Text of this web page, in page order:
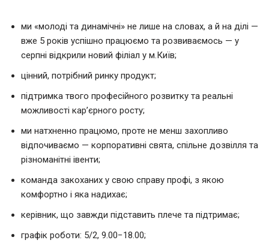
ми «молоді та динамічні» не лише на словах, а й на ділі —
вже 5 років успішно працюємо та розвиваємось — у
серпні відкрили новий філіал у м.Київ;
цінний, потрібний ринку продукт;
підтримка твого професійного розвитку та реальні
можливості кар’єрного росту;
ми натхненно працюмо, проте не менш захопливо
відпочиваємо — корпоративні свята, спільне дозвілля та
різноманітні івенти;
команда закоханих у свою справу профі, з якою
комфортно і яка надихає;
керівник, що завжди підставить плече та підтримає;
графік роботи: 5/2, 9.00−18.00;